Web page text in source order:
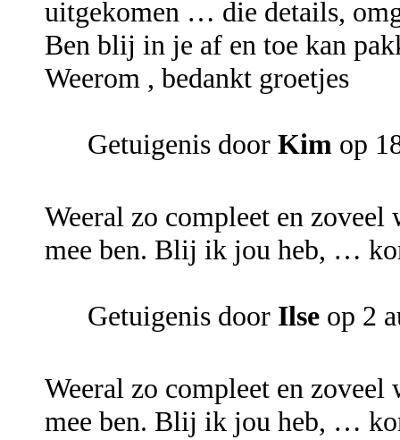
uitgekomen … die details,
Ben blij in je af en toe kan
Weerom , bedankt groetjes
Getuigenis door Kim op
Weeral zo compleet en
mee ben. Blij ik jou heb, …
Getuigenis door Ilse op 2
Weeral zo compleet en
mee ben. Blij ik jou heb, …